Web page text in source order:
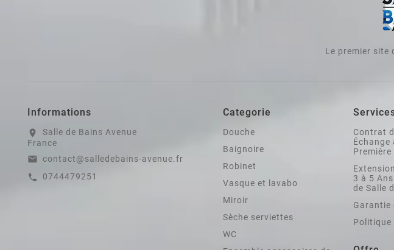
Le premier site
Informations
location_on
Salle de Bains Avenue
France
email contact@salledebains-avenue.fr
call 0744479251
Categorie
Douche
Baignoire
Robinet
Vasque et lavabo
Miroir
Sèche serviettes
WC
Contrat
Échange
Première
3 à 5
de Salle
Garantie
Politique